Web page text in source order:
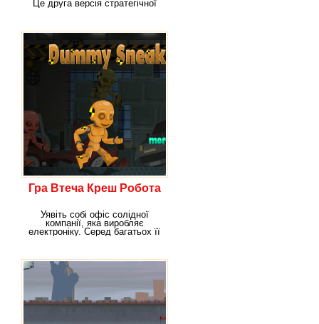
Це друга версія стратегічної
Гра Втеча Креш Робота
Уявіть собі офіс солідної
компанії, яка виробляє
електроніку. Серед багатьох її